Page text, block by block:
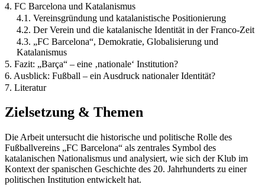
4. FC Barcelona und Katalanismus
4.1. Vereinsgründung und katalanistische Positionierung
4.2. Der Verein und die katalanische Identität in der Franco-Zeit
4.3. „FC Barcelona“, Demokratie, Globalisierung und
Katalanismus
5. Fazit: „Barça“ – eine ‚nationale‘ Institution?
6. Ausblick: Fußball – ein Ausdruck nationaler Identität?
7. Literatur
Zielsetzung & Themen
Die Arbeit untersucht die historische und politische Rolle des
Fußballvereins „FC Barcelona“ als zentrales Symbol des
katalanischen Nationalismus und analysiert, wie sich der Klub im
Kontext der spanischen Geschichte des 20. Jahrhunderts zu einer
politischen Institution entwickelt hat.